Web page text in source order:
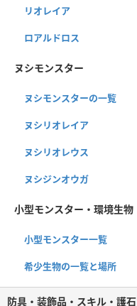
リオレイア
ロアルドロス
ヌシモンスター
ヌシモンスターの一覧
ヌシリオレイア
ヌシリオレウス
ヌシジンオウガ
小型モンスター・環境生物
小型モンスター一覧
希少生物の一覧と場所
防具・装飾品・スキル・護石